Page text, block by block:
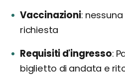
Vaccinazioni
richiesta
Requisiti d'ingresso
biglietto di andata e